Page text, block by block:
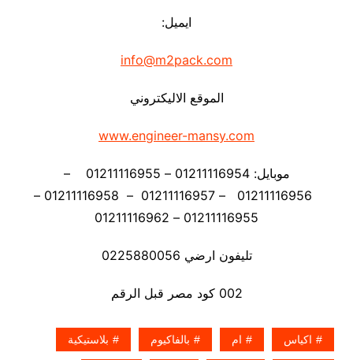
ايميل:
info@m2pack.com
الموقع الاليكتروني
www.engineer-mansy.com
موبايل: 01211116954 – 01211116955 –
01211116956 – 01211116957 – 01211116958 –
01211116955 – 01211116962
تليفون ارضي 0225880056
002 كود مصر قبل الرقم
اكياس ام بالفاكيوم بلاستيكية